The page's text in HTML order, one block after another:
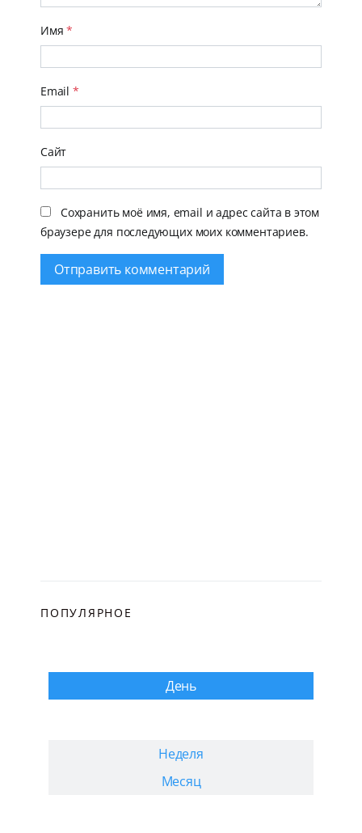
ПОПУЛЯРНОЕ
День
Неделя
Месяц
Имя*
Email *
Сайт
Сохранить моё имя, email и адрес сайта в этом
браузере для последующих моих комментариев.